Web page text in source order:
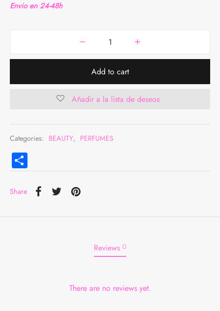
Envio en 24-48h
Add to cart
Añadir a la lista de deseos
Categories: BEAUTY, PERFUMES
Share
Reviews 0
There are no reviews yet.
INTERIOR
Y ABRIGOS
COLLECTION